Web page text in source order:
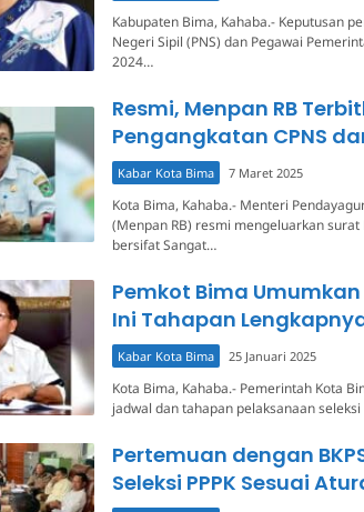
Kabupaten Bima, Kahaba.- Keputusan
Negeri Sipil (PNS) dan Pegawai
2024…
Resmi, Menpan RB
Pengangkatan CPNS
Kabar Kota Bima 7 Maret 2025
Kota Bima, Kahaba.- Menteri
(Menpan RB) resmi mengeluarkan
bersifat Sangat…
Pemkot Bima
Ini Tahapan
Kabar Kota Bima 25 Januari 2025
Kota Bima, Kahaba.- Pemerintah Kota
jadwal dan tahapan pelaksanaan
Pertemuan dengan
Seleksi PPPK Sesuai